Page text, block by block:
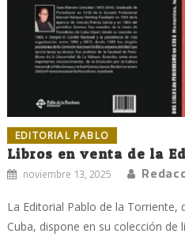
EDITORIAL PABLO
Libros en venta de la
noviembre 13, 2025
La Editorial Pablo de la Torriente,
Cuba, dispone en su colección de